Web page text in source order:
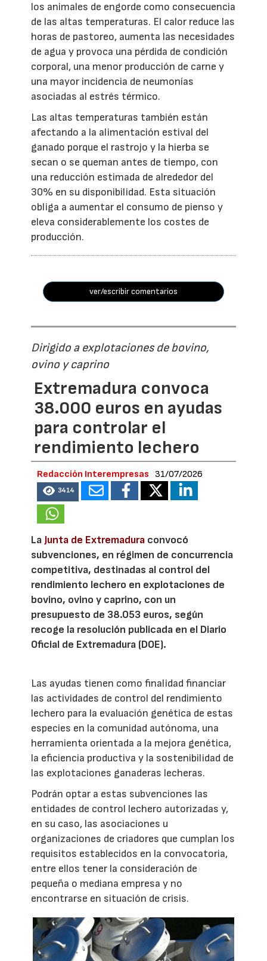
los animales de engorde como consecuencia
de las altas temperaturas. El calor reduce las
horas de pastoreo, aumenta las necesidades
de agua y provoca una pérdida de condición
corporal, una menor producción de carne y
una mayor incidencia de neumonías
asociadas al estrés térmico.
Las altas temperaturas también están
afectando a la alimentación estival del
ganado porque el rastrojo y la hierba se
secan o se queman antes de tiempo, con
una reducción estimada de alrededor del
30% en su disponibilidad. Esta situación
obliga a aumentar el consumo de pienso y
eleva considerablemente los costes de
producción.
ver/escribir comentarios
Dirigido a explotaciones de bovino,
ovino y caprino
Extremadura convoca
38.000 euros en ayudas
para controlar el
rendimiento lechero
Redacción Interempresas 31/07/2026
3414
La Junta de Extremadura convocó
subvenciones, en régimen de concurrencia
competitiva, destinadas al control del
rendimiento lechero en explotaciones de
bovino, ovino y caprino, con un
presupuesto de 38.053 euros, según
recoge la resolución publicada en el Diario
Oficial de Extremadura (DOE).
Las ayudas tienen como finalidad financiar
las actividades de control del rendimiento
lechero para la evaluación genética de estas
especies en la comunidad autónoma, una
herramienta orientada a la mejora genética,
la eficiencia productiva y la sostenibilidad de
las explotaciones ganaderas lecheras.
Podrán optar a estas subvenciones las
entidades de control lechero autorizadas y,
en su caso, las asociaciones u
organizaciones de criadores que cumplan los
requisitos establecidos en la convocatoria,
entre ellos tener la consideración de
pequeña o mediana empresa y no
encontrarse en situación de crisis.